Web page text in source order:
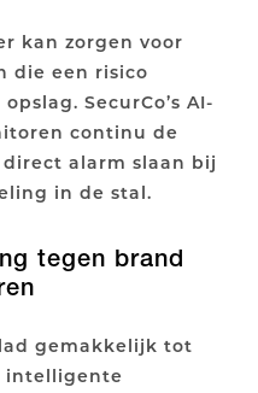
kan zorgen voor
die een risico
SecurCo’s AI-
continu de
alarm slaan bij
in de stal.
tegen brand
gemakkelijk tot
intelligente